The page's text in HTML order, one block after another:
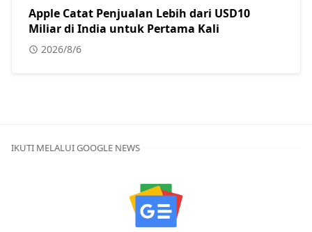
Apple Catat Penjualan Lebih dari USD10
Miliar di India untuk Pertama Kali
2026/8/6
IKUTI MELALUI GOOGLE NEWS